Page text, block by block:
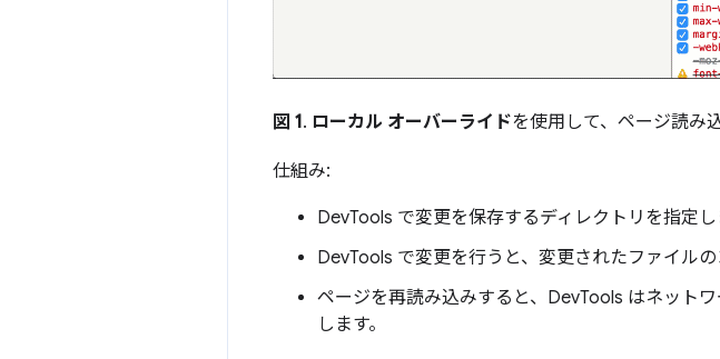
図 1. ローカル オーバーライドを使用して、ページ読み
仕組み:
DevTools で変更を保存するディレクトリを指定し
DevTools で変更を行うと、変更されたファイル
ページを再読み込みすると、DevTools はネット
します。